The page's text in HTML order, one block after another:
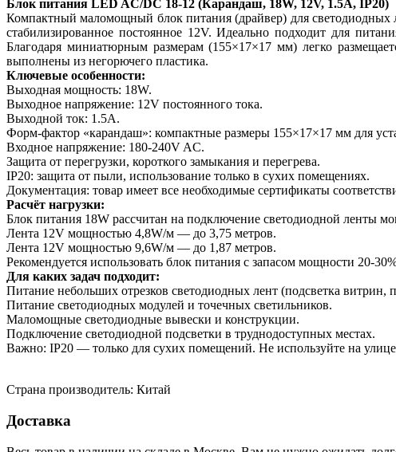
Блок питания LED AC/DC 18-12 (Карандаш, 18W, 12V, 1.5A, IP20)
Компактный маломощный блок питания (драйвер) для
стабилизированное постоянное 12V. Идеально подходит для
Благодаря миниатюрным размерам (155×17×17 мм) легко
выполнены из негорючего пластика.
Ключевые особенности:
Выходная мощность: 18W.
Выходное напряжение: 12V постоянного тока.
Выходной ток: 1.5A.
Форм-фактор «карандаш»: компактные размеры 155×17×17 мм для
Входное напряжение: 180-240V AC.
Защита от перегрузки, короткого замыкания и перегрева.
IP20: защита от пыли, использование только в сухих помещениях.
Документация: товар имеет все необходимые сертификаты
Расчёт нагрузки:
Блок питания 18W рассчитан на подключение светодиодной ленты
Лента 12V мощностью 4,8W/м — до 3,75 метров.
Лента 12V мощностью 9,6W/м — до 1,87 метров.
Рекомендуется использовать блок питания с запасом мощности 20-
Для каких задач подходит:
Питание небольших отрезков светодиодных лент (подсветка витрин,
Питание светодиодных модулей и точечных светильников.
Маломощные светодиодные вывески и конструкции.
Подключение светодиодной подсветки в труднодоступных местах.
Важно: IP20 — только для сухих помещений. Не используйте на
Страна производитель: Китай
Доставка